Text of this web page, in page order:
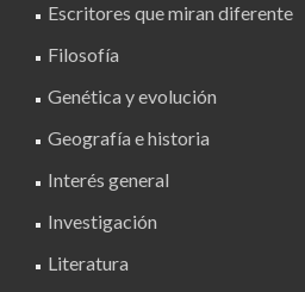
Escritores que miran diferente
Filosofía
Genética y evolución
Geografía e historia
Interés general
Investigación
Literatura